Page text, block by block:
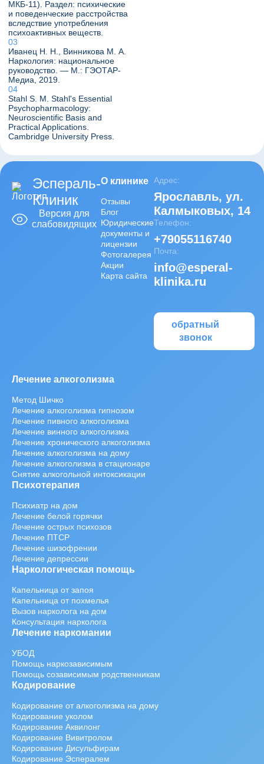
МКБ-11). Раздел: психические
и поведенческие расстройства
вследствие употребления
психоактивных веществ.
Иванец Н. Н., Винникова М. А.
Наркология: национальное
руководство. — М.: ГЭОТАР-
Медиа, 2019.
Stahl S. M. Stahl's Essential
Psychopharmacology:
Neuroscientific Basis and
Practical Applications.
Cambridge University Press.
Эспераль-
Клиник
Версия для
слабовидящих
О клинике
Отзывы
Блог
Юридические
документы и
лицензии
Фотогалерея
Акции
Карта сайта
Адрес:
Ярославль, ул.
Калмыковых, 14
Телефон:
+79055116740
Почта:
info@esperal-
klinika.ru
обратный
звонок
Лечение алкоголизма
Метод Шичко
Лечение алкоголизма гипнозом
Лечение пивного алкоголизма
Лечение винного алкоголизма
Лечение хронического алкоголизма
Лечение алкоголизма на дому
Лечение алкоголизма в стационаре
Снятие алкогольной интоксикации
Психотерапия
Психиатр на дом
Лечение белой горячки
Лечение острых психозов
Лечение ПТСР
Лечение шизофрении
Лечение депрессии
Наркологическая помощь
Капельница от запоя
Капельница от похмелья
Вызов нарколога на дом
Консультация нарколога
Лечение наркомании
УБОД
Помощь наркозависимым
Помощь созависимым родственникам
Кодирование
Кодирование от алкоголизма на дому
Кодирование уколом
Кодирование Аквилонг
Кодирование Вивитролом
Кодирование Дисульфирам
Кодирование Эспералем